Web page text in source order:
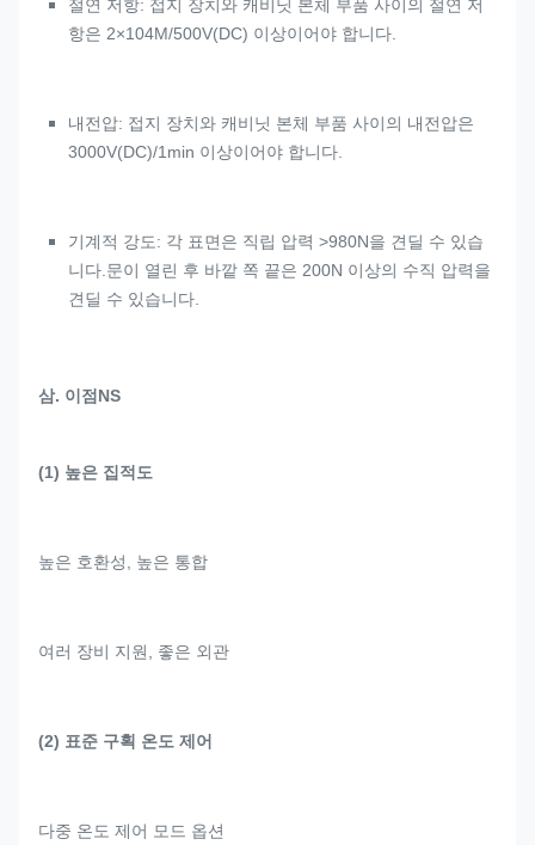
절연 저항: 접지 장치와 캐비닛 본체 부품 사이의 절연 저
항은 2×104M/500V(DC) 이상이어야 합니다.
내전압: 접지 장치와 캐비닛 본체 부품 사이의 내전압은
3000V(DC)/1min 이상이어야 합니다.
기계적 강도: 각 표면은 직립 압력 >980N을 견딜 수 있습
니다.문이 열린 후 바깥 쪽 끝은 200N 이상의 수직 압력을
견딜 수 있습니다.
삼. 이점 NS
(1) 높은 집적도
높은 호환성, 높은 통합
여러 장비 지원, 좋은 외관
(2) 표준 구획 온도 제어
다중 온도 제어 모드 옵션